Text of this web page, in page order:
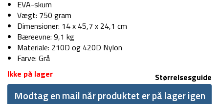
EVA-skum
Vægt: 750 gram
Dimensioner: 14 x 45,7 x 24,1 cm
Bæreevne: 9,1 kg
Materiale: 210D og 420D Nylon
Farve: Grå
Størrelsesguide
Ikke på lager
Modtag en mail når produktet er på lager igen